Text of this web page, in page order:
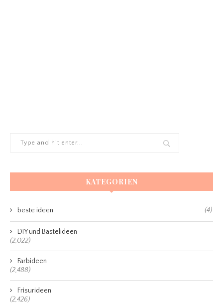
KATEGORIEN
beste ideen (4)
DIY und Bastelideen
(2,022)
Farbideen
(2,488)
Frisurideen
(2,426)